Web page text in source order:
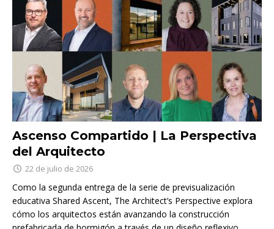
Ascenso Compartido | La Perspectiva
del Arquitecto
22 de julio de 2026
Como la segunda entrega de la serie de previsualización
educativa Shared Ascent, The Architect’s Perspective explora
cómo los arquitectos están avanzando la construcción